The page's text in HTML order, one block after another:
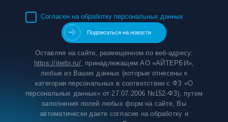
Согласен на обработку персональных данных
Оставляя на сайте, размещенном по веб-адресу:
https://iterbi.ru/, принадлежащем АО «АЙТЕРБИ»,
любые из Ваших данных (которые отнесены к
категории персональных в соответствии с ФЗ «О
персональных данных» от 27.07.2006 №152-ФЗ), путем
заполнения полей любых форм на сайте, Вы
автоматически даете согласие на обработку и